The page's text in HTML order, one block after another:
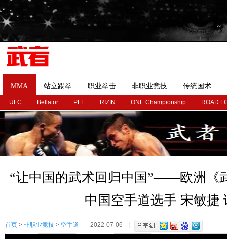
MMA
UFC Bellator PFL RIZIN ONE Championship ROAD
站立踢拳 职业拳击 非职业竞技 传统国术
“让中国的武术回归中国”——欧洲《
中国空手道选手 宋敏捷
首页 > 非职业竞技 > 空手道 2022-07-06